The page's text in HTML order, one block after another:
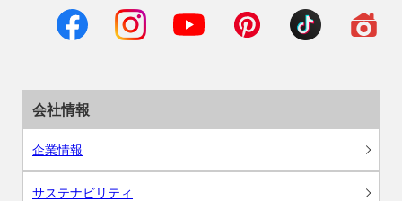
会社情報
企業情報
サステナビリティ